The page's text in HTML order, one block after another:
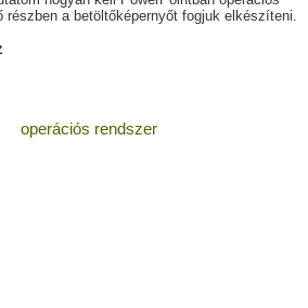
a betöltőképernyőt fogjuk elkészíteni.
operációs rendszer